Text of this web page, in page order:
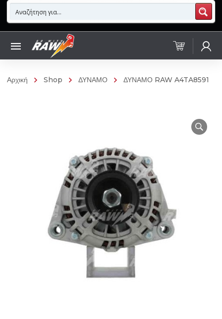
Αρχική Shop ΔΥΝΑΜΟ ΔΥΝΑΜΟ RAW A4TA8591